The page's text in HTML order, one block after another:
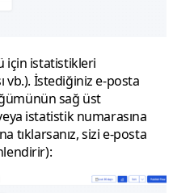
için istatistikleri
vb.). İstediğiniz e-posta
sağ üst
istatistik numarasına
tıklarsanız, sizi e-posta